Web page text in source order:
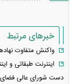
خبرهای مرتبط
واکنش متفاوت
اینترنت طبقاتی و
دست شورای عالی